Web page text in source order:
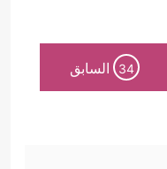
34 السابق